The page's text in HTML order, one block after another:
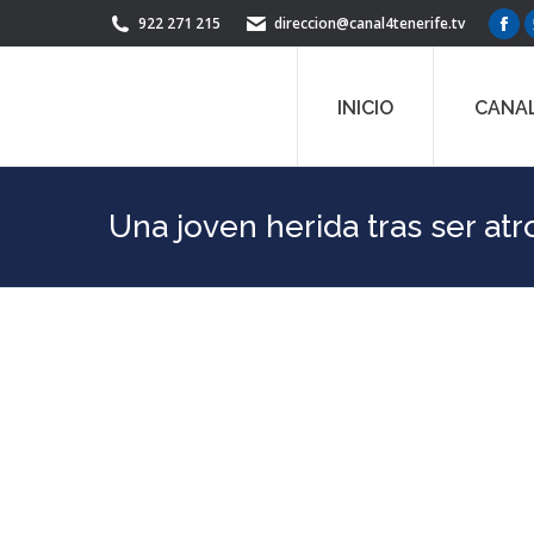
922 271 215 direccion@canal4tenerife.tv
new
INICIO
Una joven herida tras ser